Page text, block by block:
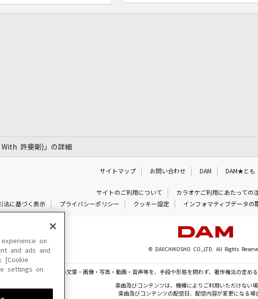
With 許斐剛)」の詳細
サイトマップ お問い合わせ DAM DAM★とも
サイトのご利用について カラオケご利用にあたっての
法に基づく表示
プライバシーポリシー クッキー設定 インフォマティブデータの
© DAIICHIKOSHO CO.,LTD. All Rights
トに掲載されている一切の文章・画像・写真・動画・音声等を、手段や形態を問わず、著作権法の定め
楽曲及びコンテンツは、機種によりご利用いただけない場
楽曲及びコンテンツの配信日、配信内容が変更になる場
on
and ads and
[Cookie
settings on